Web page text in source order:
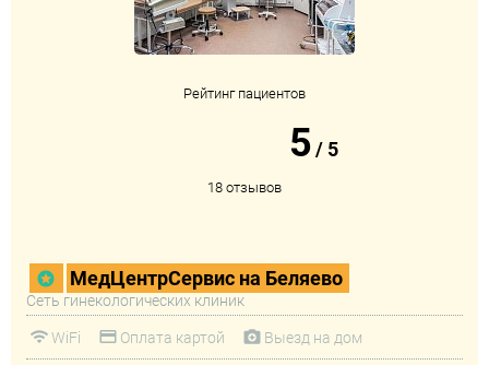
Рейтинг пациентов
5/ 5
18 отзывов
МедЦентрСервис на Беляево
Сеть гинекологических клиник
WiFi Оплата картой Выезд на дом